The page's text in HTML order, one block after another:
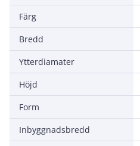
Färg
Bredd
Ytterdiamater
Höjd
Form
Inbyggnadsbredd